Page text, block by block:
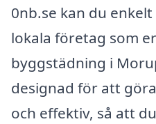
0nb.se kan du
lokala företag som
byggstädning i
designad för att
och effektiv, så att